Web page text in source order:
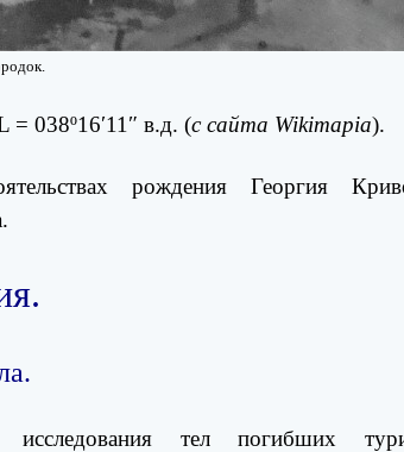
= 038º16′11″ в.д. (с сайта Wikimapia).
рождения Георгия
тел погибших